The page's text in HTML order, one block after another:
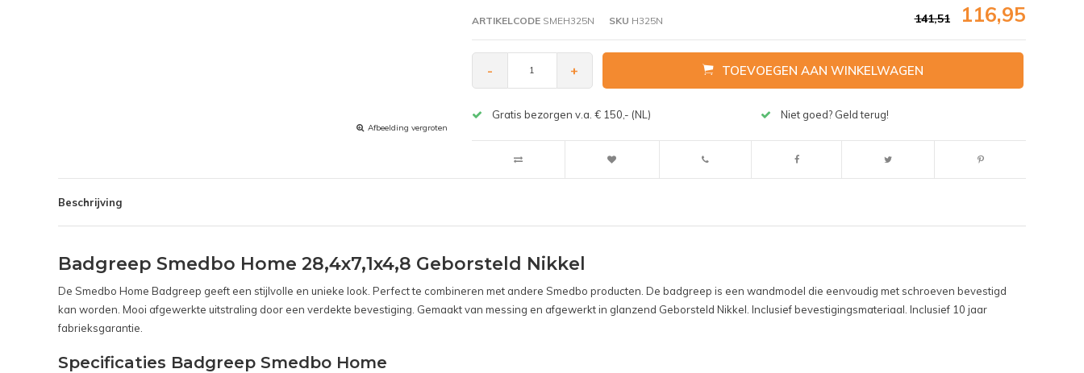
Afbeelding vergroten
ARTIKELCODESMEH325N SKU H325N 141,51 116,95
- + TOEVOEGEN AAN WINKELWAGEN
Gratis bezorgen v.a. € 150,- (NL) Niet goed? Geld terug!
Beschrijving
Badgreep Smedbo Home 28,4x7,1x4,8 Geborsteld Nikkel
De Smedbo Home Badgreep geeft een stijlvolle en unieke look. Perfect te combineren met andere Smedbo producten. De badgreep is een wandmodel die eenvoudig met schroeven bevestigd
kan worden. Mooi afgewerkte uitstraling door een verdekte bevestiging. Gemaakt van messing en afgewerkt in glanzend Geborsteld Nikkel. Inclusief bevestigingsmateriaal. Inclusief 10 jaar
fabrieksgarantie.
Specificaties Badgreep Smedbo Home